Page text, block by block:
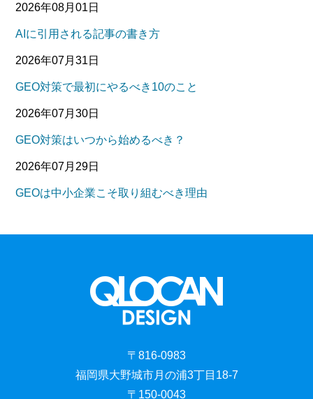
2026年08月01日
AIに引用される記事の書き方
2026年07月31日
GEO対策で最初にやるべき10のこと
2026年07月30日
GEO対策はいつから始めるべき？
2026年07月29日
GEOは中小企業こそ取り組むべき理由
〒816-0983
福岡県大野城市月の浦3丁目18-7
〒150-0043